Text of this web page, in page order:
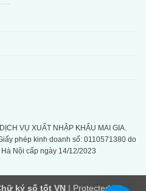
VỤ XUẤT NHẬP KHẨU MAI GIA.
phép kinh doanh số: 0110571380 do
Nội cấp ngày 14/12/2023
ký số tốt VN | Protected by